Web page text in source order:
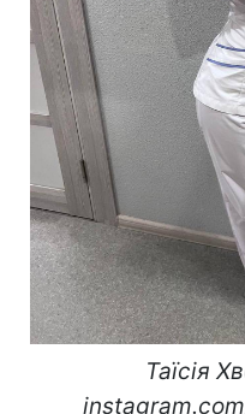
Таїсія